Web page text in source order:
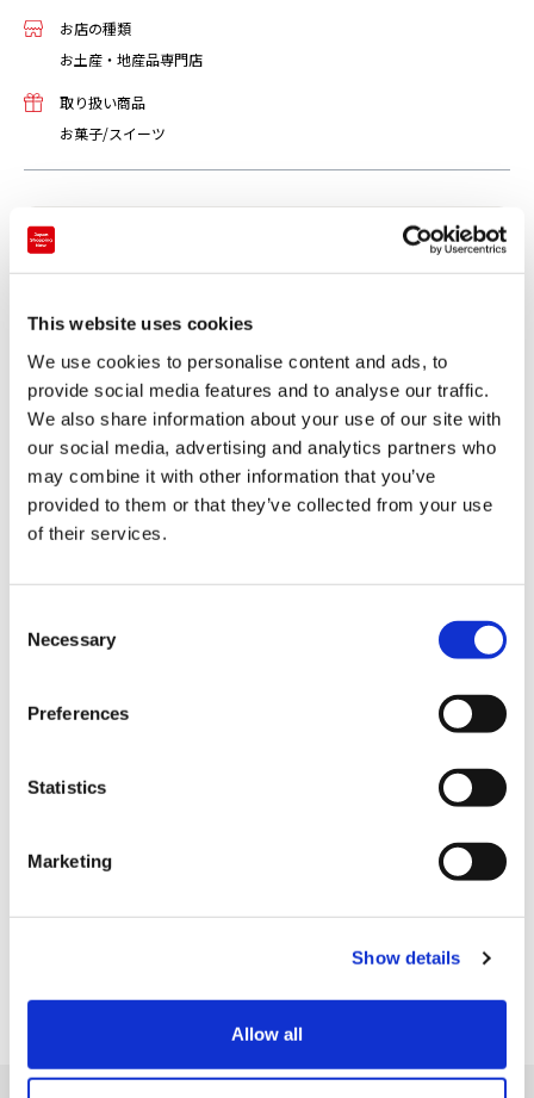
This website uses cookies
We use cookies to personalise content and ads, to
provide social media features and to analyse our traffic.
We also share information about your use of our site with
our social media, advertising and analytics partners who
may combine it with other information that you’ve
provided to them or that they’ve collected from your use
of their services.
Necessary
Preferences
Statistics
Marketing
Show details
Allow all
お店の種類
お土産・地産品専門店
取り扱い商品
お菓子/スイーツ
決済
VISA
Diners
各種クレジットカード
駐車場